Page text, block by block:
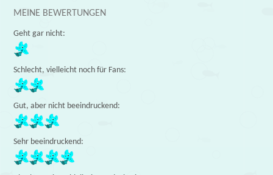
MEINE BEWERTUNGEN
Geht gar nicht:
Schlecht, vielleicht noch für Fans:
Gut, aber nicht beeindruckend:
Sehr beeindruckend: